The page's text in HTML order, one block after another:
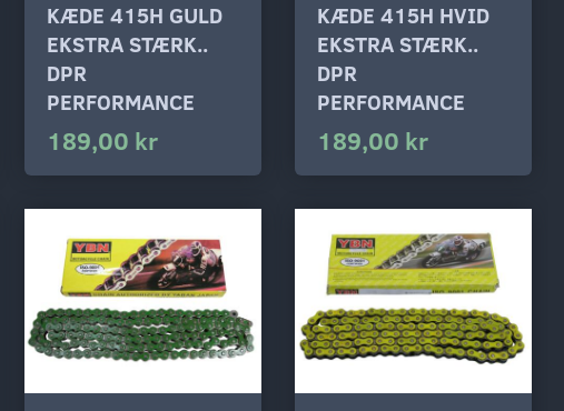
KÆDE 415H GULD
EKSTRA STÆRK..
DPR
PERFORMANCE
189,00 kr
KÆDE 415H HVID
EKSTRA STÆRK..
DPR
PERFORMANCE
189,00 kr